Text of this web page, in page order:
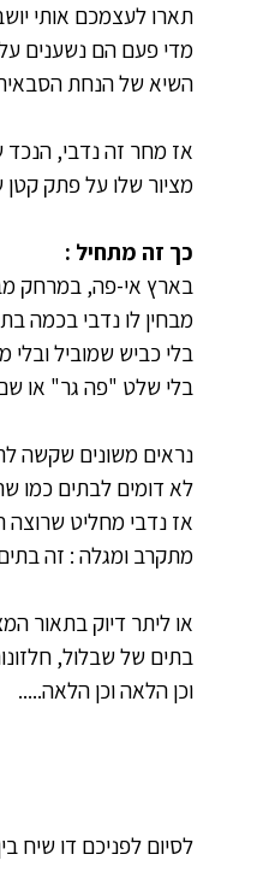
תארו לעצמכם אותי
מדי פעם הם נשענים
השיא של הנחת
אז מחר זה נדבי, הנכד
מציור שלו על פתק קטן
כך זה מתחיל :
בארץ אי-פה, במרחק
מבחין לו נדבי בכמה
בלי כביש שמוביל ובלי
בלי שלט "פה גר" או
נראים משונים שקשה
לא דומים לבתים כמו
אז נדבי מחליט שרוצה
מתקרב ומגלה : זה
או ליתר דיוק בתאור
בתים של שבלול,
וכן הלאה וכן הלאה.....
לסיום לפניכם דו